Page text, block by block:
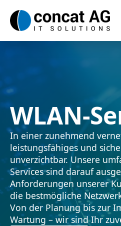
WLAN-
In einer zunehmend
leistungsfähiges und
unverzichtbar. Unsere
Services sind darauf
Anforderungen unserer
die bestmögliche
Von der Planung bis zur
Wartung – wir sind Ihr